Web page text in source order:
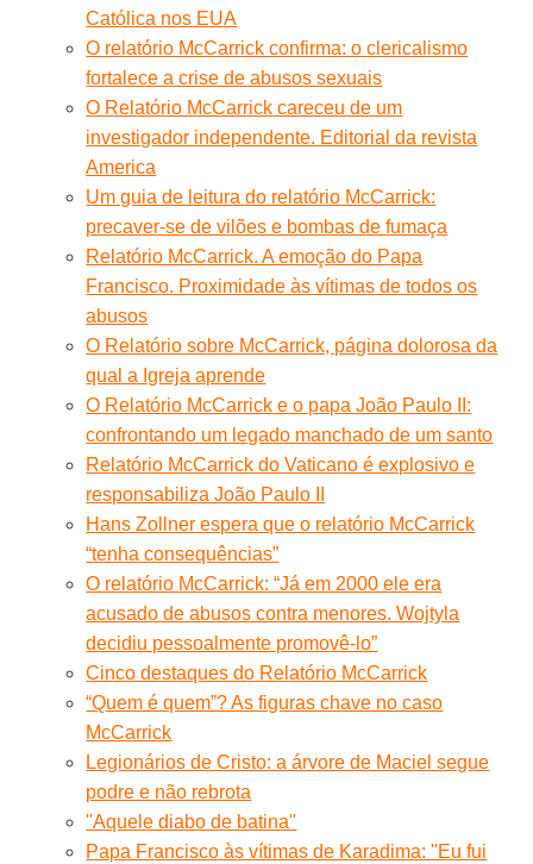
Católica nos EUA
O relatório McCarrick confirma: o clericalismo
fortalece a crise de abusos sexuais
O Relatório McCarrick careceu de um
investigador independente. Editorial da revista
America
Um guia de leitura do relatório McCarrick:
precaver-se de vilões e bombas de fumaça
Relatório McCarrick. A emoção do Papa
Francisco. Proximidade às vítimas de todos os
abusos
O Relatório sobre McCarrick, página dolorosa da
qual a Igreja aprende
O Relatório McCarrick e o papa João Paulo II:
confrontando um legado manchado de um santo
Relatório McCarrick do Vaticano é explosivo e
responsabiliza João Paulo II
Hans Zollner espera que o relatório McCarrick
“tenha consequências”
O relatório McCarrick: “Já em 2000 ele era
acusado de abusos contra menores. Wojtyla
decidiu pessoalmente promovê-lo”
Cinco destaques do Relatório McCarrick
“Quem é quem”? As figuras chave no caso
McCarrick
Legionários de Cristo: a árvore de Maciel segue
podre e não rebrota
''Aquele diabo de batina''
Papa Francisco às vítimas de Karadima: ''Eu fui